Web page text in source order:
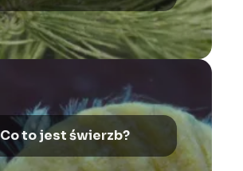
Co to jest świerzb?